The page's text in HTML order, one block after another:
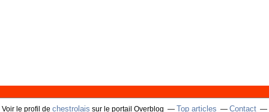
Voir le profil de chestrolais sur le portail Overblog Top articles Contact